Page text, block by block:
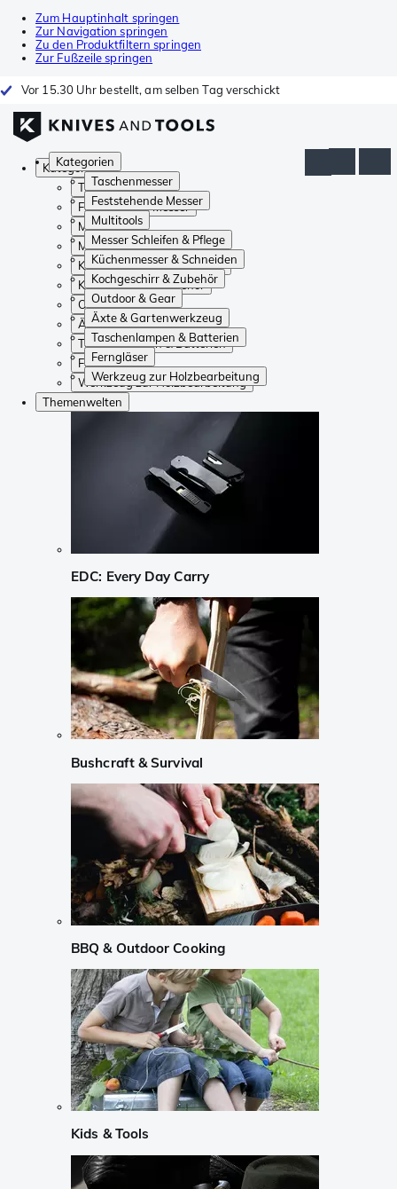
Zum Hauptinhalt springen
Zur Navigation springen
Zu den Produktfiltern springen
Zur Fußzeile springen
Vor 15.30 Uhr bestellt, am selben Tag verschickt
Kategorien
Taschenmesser
Feststehende Messer
Multitools
Messer Schleifen & Pflege
Küchenmesser & Schneiden
Kochgeschirr & Zubehör
Outdoor & Gear
Äxte & Gartenwerkzeug
Taschenlampen & Batterien
Ferngläser
Werkzeug zur Holzbearbeitung
Kategorien
Taschenmesser
Feststehende Messer
Multitools
Messer Schleifen & Pflege
Küchenmesser & Schneiden
Kochgeschirr & Zubehör
Outdoor & Gear
Äxte & Gartenwerkzeug
Taschenlampen & Batterien
Ferngläser
Werkzeug zur Holzbearbeitung
Themenwelten
EDC: Every Day Carry
Bushcraft & Survival
BBQ & Outdoor Cooking
Kids & Tools